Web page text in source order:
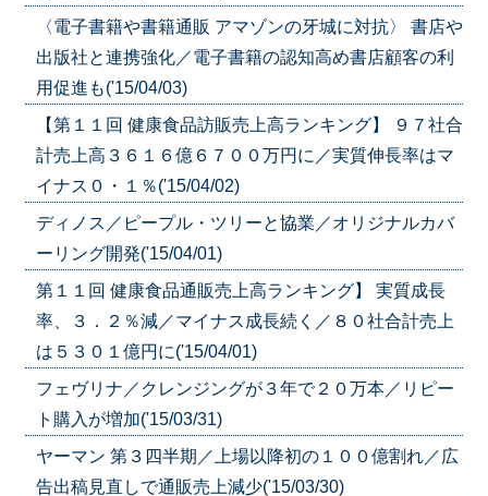
〈電子書籍や書籍通販 アマゾンの牙城に対抗〉 書店や
出版社と連携強化／電子書籍の認知高め書店顧客の利
用促進も('15/04/03)
【第１１回 健康食品訪販売上高ランキング】 ９７社合
計売上高３６１６億６７００万円に／実質伸長率はマ
イナス０・１％('15/04/02)
ディノス／ピープル・ツリーと協業／オリジナルカバ
ーリング開発('15/04/01)
第１１回 健康食品通販売上高ランキング】 実質成長
率、３．２％減／マイナス成長続く／８０社合計売上
は５３０１億円に('15/04/01)
フェヴリナ／クレンジングが３年で２０万本／リピー
ト購入が増加('15/03/31)
ヤーマン 第３四半期／上場以降初の１００億割れ／広
告出稿見直しで通販売上減少('15/03/30)